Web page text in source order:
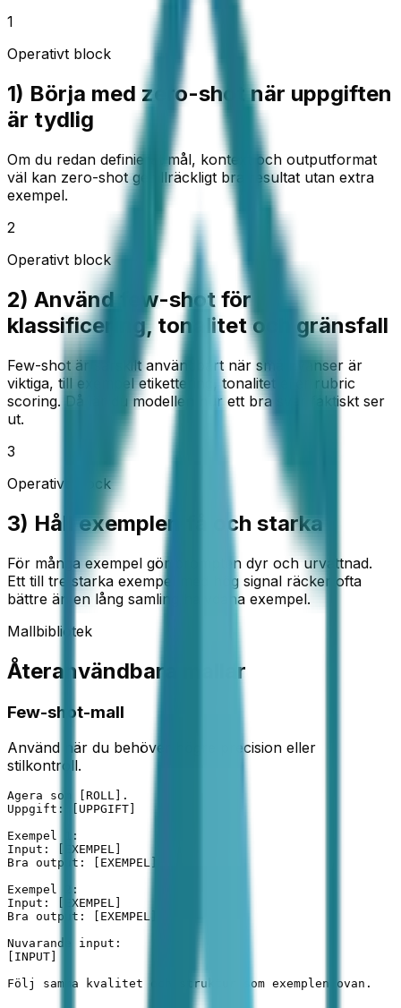
1
Operativt block
1) Börja med zero-shot när uppgiften
är tydlig
Om du redan definierat mål, kontext och outputformat
väl kan zero-shot ge tillräckligt bra resultat utan extra
exempel.
2
Operativt block
2) Använd few-shot för
klassificering, tonalitet och gränsfall
Few-shot är särskilt användbart när små nyanser är
viktiga, till exempel etikettering, tonalitet eller rubric
scoring. Då lär du modellen hur ett bra svar faktiskt ser
ut.
3
Operativt block
3) Håll exemplen få och starka
För många exempel gör prompten dyr och urvattnad.
Ett till tre starka exempel med hög signal räcker ofta
bättre än en lång samling halvdana exempel.
Mallbibliotek
Återanvändbara mallar
Few-shot-mall
Använd när du behöver högre precision eller
stilkontroll.
Agera som [ROLL].
Uppgift: [UPPGIFT]
Exempel 1:
Input: [EXEMPEL]
Bra output: [EXEMPEL]
Exempel 2:
Input: [EXEMPEL]
Bra output: [EXEMPEL]
Nuvarande input:
[INPUT]
Följ samma kvalitet och struktur som exemplen ovan.